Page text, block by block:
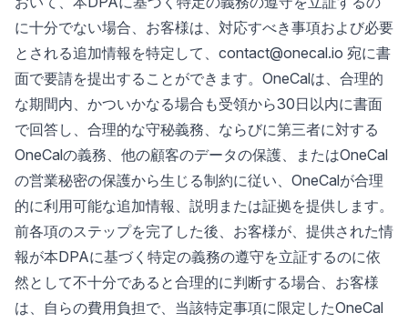
に十分でない場合、お客様は、対応すべき事項および必要
とされる追加情報を特定して、contact@onecal.io 宛に書
面で要請を提出することができます。OneCalは、合理的
な期間内、かついかなる場合も受領から30日以内に書面
で回答し、合理的な守秘義務、ならびに第三者に対する
OneCalの義務、他の顧客のデータの保護、またはOneCal
の営業秘密の保護から生じる制約に従い、OneCalが合理
的に利用可能な追加情報、説明または証拠を提供します。
前各項のステップを完了した後、お客様が、提供された情
報が本DPAに基づく特定の義務の遵守を立証するのに依
然として不十分であると合理的に判断する場合、お客様
は、自らの費用負担で、当該特定事項に限定したOneCal